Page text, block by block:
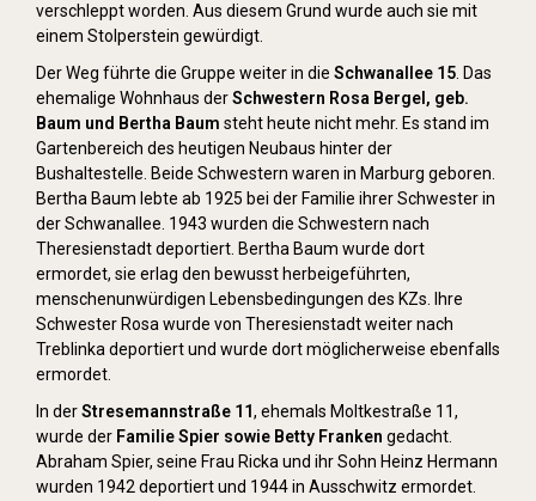
verschleppt worden. Aus diesem Grund wurde auch sie mit
einem Stolperstein gewürdigt.
Der Weg führte die Gruppe weiter in die Schwanallee 15 . Das
ehemalige Wohnhaus derSchwestern Rosa Bergel, geb.
Baum und Bertha Baum steht heute nicht mehr. Es stand im
Gartenbereich des heutigen Neubaus hinter der
Bushaltestelle. Beide Schwestern waren in Marburg geboren.
Bertha Baum lebte ab 1925 bei der Familie ihrer Schwester in
der Schwanallee. 1943 wurden die Schwestern nach
Theresienstadt deportiert. Bertha Baum wurde dort
ermordet, sie erlag den bewusst herbeigeführten,
menschenunwürdigen Lebensbedingungen des KZs. Ihre
Schwester Rosa wurde von Theresienstadt weiter nach
Treblinka deportiert und wurde dort möglicherweise ebenfalls
ermordet.
In derStresemannstraße 11, ehemals Moltkestraße 11,
wurde der Familie Spier sowie Betty Franken gedacht.
Abraham Spier, seine Frau Ricka und ihr Sohn Heinz Hermann
wurden 1942 deportiert und 1944 in Ausschwitz ermordet.